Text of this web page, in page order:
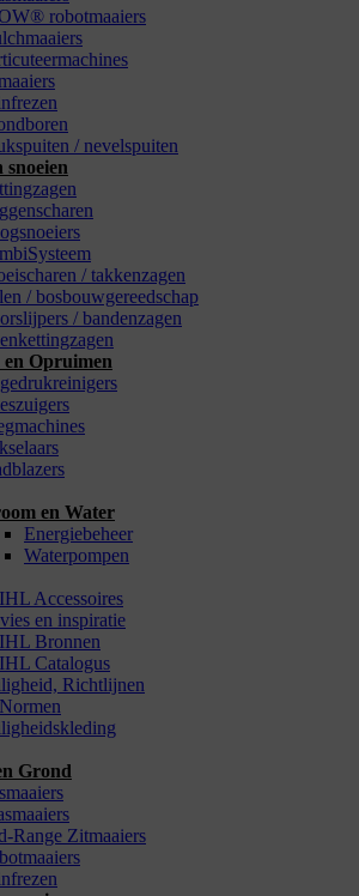
robotmaaiers
/ nevelspuiten
snoeien
/ takkenzagen
/ bosbouwgereedschap
/ bandenzagen
en Opruimen
en Water
Energiebeheer
Waterpompen
Accessoires
en inspiratie
Bronnen
Catalogus
Richtlijnen
Grond
Range Zitmaaiers